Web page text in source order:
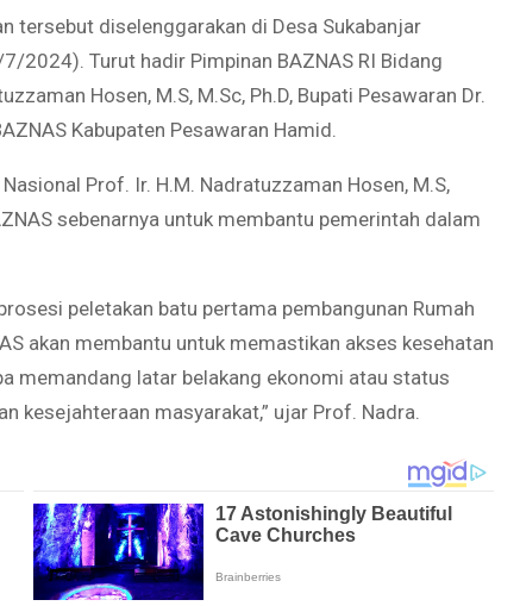
tersebut diselenggarakan di Desa Sukabanjar
2024). Turut hadir Pimpinan BAZNAS RI Bidang
Hosen, M.S, M.Sc, Ph.D, Bupati Pesawaran Dr.
Kabupaten Pesawaran Hamid.
Prof. Ir. H.M. Nadratuzzaman Hosen, M.S,
sebenarnya untuk membantu pemerintah dalam
peletakan batu pertama pembangunan Rumah
akan membantu untuk memastikan akses kesehatan
memandang latar belakang ekonomi atau status
kesejahteraan masyarakat,” ujar Prof. Nadra.